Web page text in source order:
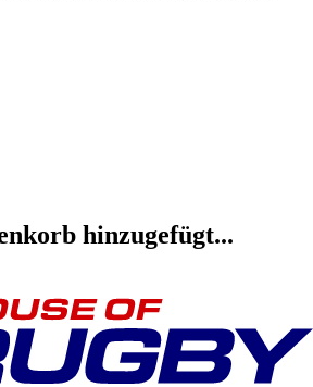
hinzugefügt...